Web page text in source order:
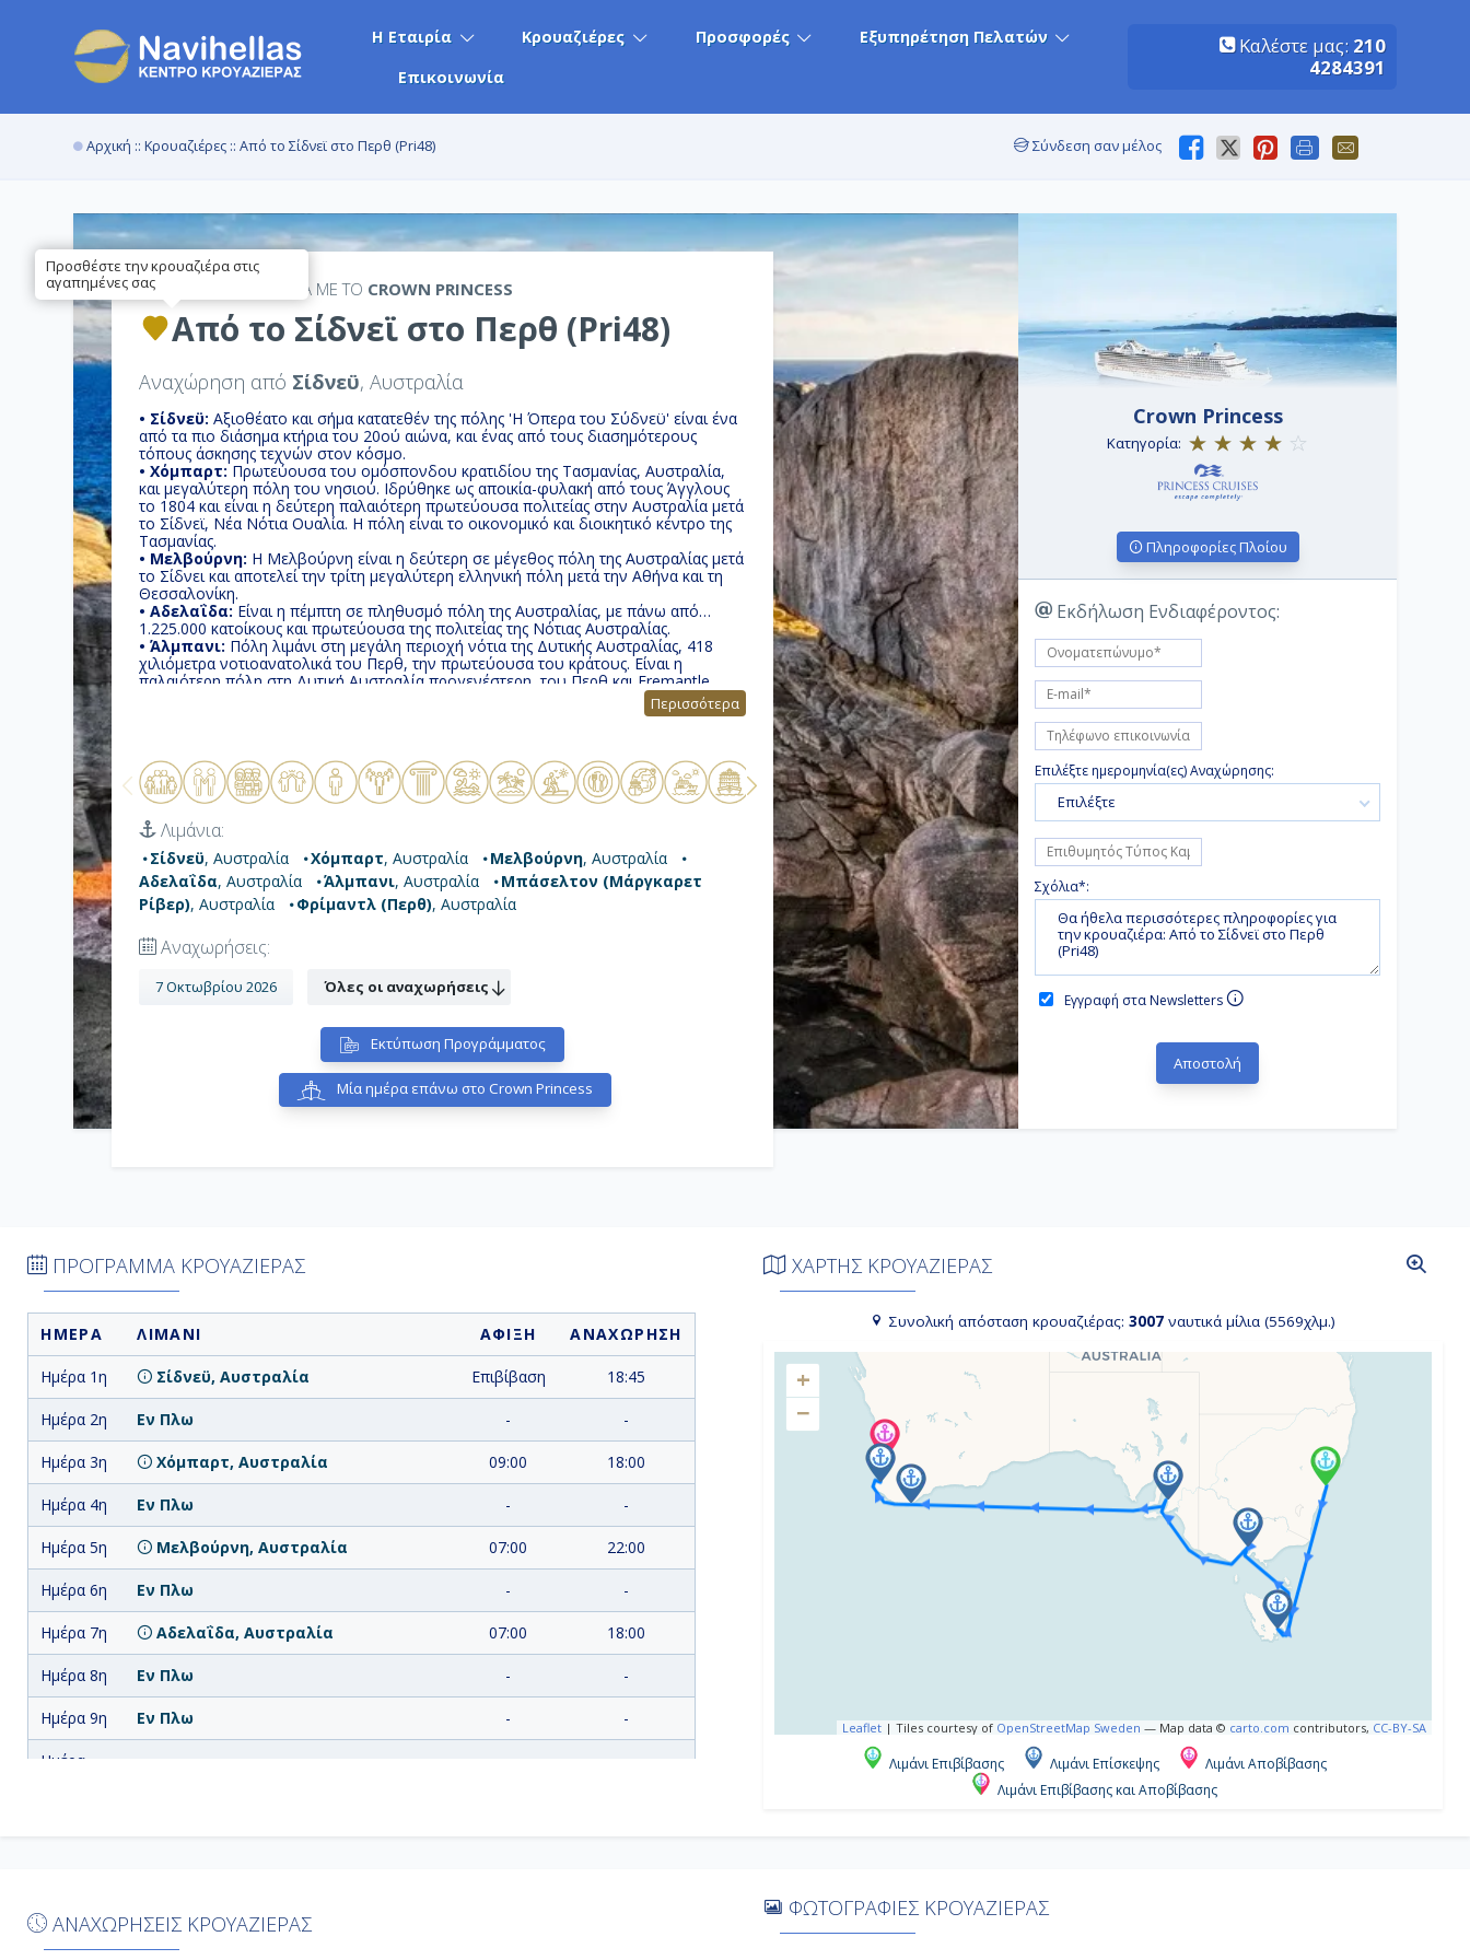
Η Εταιρία Κρουαζιέρες Προσφορές
Εξυπηρέτηση Πελατών
Επικοινωνία
Καλέστε μας: 210
4284391
Αρχική ::Κρουαζιέρες :: Από το Σίδνεϊ στο Περθ (Pri48) Σύνδεση σαν μέλος
11ΉΜΕΡΗ ΚΡΟΥΑΖΙΕΡΑ ΜΕ ΤΟ CROWN PRINCESS
Από το Σίδνεϊ στο Περθ (Pri48)
Αναχώρηση από Σίδνεϋ, Αυστραλία
• Σίδνεϋ: Αξιοθέατο και σήμα κατατεθέν της πόλης 'Η Όπερα του Σύδνεϋ' είναι ένα
από τα πιο διάσημα κτήρια του 20ού αιώνα, και ένας από τους διασημότερους
τόπους άσκησης τεχνών στον κόσμο.
• Χόμπαρτ:Πρωτεύουσα του ομόσπονδου κρατιδίου της Τασμανίας, Αυστραλία,
και μεγαλύτερη πόλη του νησιού. Ιδρύθηκε ως αποικία-φυλακή από τους Άγγλους
το 1804 και είναι η δεύτερη παλαιότερη πρωτεύουσα πολιτείας στην Αυστραλία μετά
το Σίδνεϊ, Νέα Νότια Ουαλία. Η πόλη είναι το οικονομικό και διοικητικό κέντρο της
Τασμανίας.
• Μελβούρνη: Η Μελβούρνη είναι η δεύτερη σε μέγεθος πόλη της Αυστραλίας μετά
το Σίδνει και αποτελεί την τρίτη μεγαλύτερη ελληνική πόλη μετά την Αθήνα και τη
Θεσσαλονίκη.
• Αδελαΐδα:Eίναι η πέμπτη σε πληθυσμό πόλη της Αυστραλίας, με πάνω από
1.225.000 κατοίκους και πρωτεύουσα της πολιτείας της Νότιας Αυστραλίας.
• Άλμπανι: Πόλη λιμάνι στη μεγάλη περιοχή νότια της Δυτικής Αυστραλίας, 418
χιλιόμετρα νοτιοανατολικά του Περθ, την πρωτεύουσα του κράτους. Είναι η
παλαιότερη πόλη στη Δυτική Αυστραλία προγενέστερη, του Περθ και Fremantle.
Eίναι μια πόλη στη νοτιοδυτική περιοχή της
πολιτείας της Δυτικής Αυστραλίας περίπου 220 χλμ νοτιοδυτικά του Περθ. Το
• Φρίμαντλ (Περθ):Mεγάλη αυστραλιανή πόλη λιμάνι στη Δυτική Αυστραλία, που
βρίσκεται στις εκβολές του ποταμού Swan και χρησιμεύει ως το λιμάνι του Περθ.
Περισσότερα
Λιμάνια:
Σίδνεϋ, Αυστραλία Χόμπαρτ, Αυστραλία Μελβούρνη, Αυστραλία
Αδελαΐδα, Αυστραλία Άλμπανι, Αυστραλία
Μπάσελτον (Μάργκαρετ
Ρίβερ), Αυστραλία Φρίμαντλ (Περθ), Αυστραλία
Αναχωρήσεις:
7 Οκτωβρίου 2026 Όλες οι αναχωρήσεις
Εκτύπωση Προγράμματος
Μία ημέρα επάνω στο Crown Princess
Crown Princess
Κατηγορία:
Πληροφορίες Πλοίου
Εκδήλωση Ενδιαφέροντος:
Επιλέξτε ημερομηνία(ες) Αναχώρησης:
Επιλέξτε
Σχόλια*:
Εγγραφή στα Newsletters
ΠΡΟΓΡΑΜΜΑ ΚΡΟΥΑΖΙΕΡΑΣ
ΗΜΕΡΑ ΛΙΜΑΝΙ ΑΦΙΞΗ ΑΝΑΧΩΡΗΣΗ
Ημέρα 1η Σίδνεϋ, Αυστραλία Επιβίβαση 18:45
Ημέρα 2η Εν Πλω - -
Ημέρα 3η Χόμπαρτ, Αυστραλία 09:00 18:00
Ημέρα 4η Εν Πλω - -
Ημέρα 5η Μελβούρνη, Αυστραλία 07:00 22:00
Ημέρα 6η Εν Πλω - -
Ημέρα 7η Αδελαΐδα, Αυστραλία 07:00 18:00
Ημέρα 8η Εν Πλω - -
Ημέρα 9η Εν Πλω - -
Ημέρα
ΧΑΡΤΗΣ ΚΡΟΥΑΖΙΕΡΑΣ
Συνολική απόσταση κρουαζιέρας:3007 ναυτικά μίλια (5569χλμ.)
+
−
Leaflet | Tiles courtesy of OpenStreetMap Sweden — Map data © carto.com contributors, CC-BY-SA
Λιμάνι Επιβίβασης Λιμάνι Επίσκεψης
Λιμάνι Αποβίβασης
Λιμάνι Επιβίβασης και Αποβίβασης
ΑΝΑΧΩΡΗΣΕΙΣ ΚΡΟΥΑΖΙΕΡΑΣ
ΦΩΤΟΓΡΑΦΙΕΣ ΚΡΟΥΑΖΙΕΡΑΣ
Προσθέστε την κρουαζιέρα στις
αγαπημένες σας